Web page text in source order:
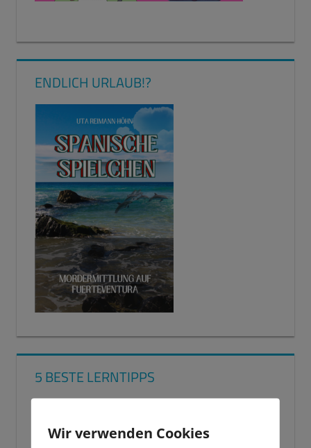
ENDLICH URLAUB!?
5 BESTE LERNTIPPS
Player
Wir verwenden Cookies